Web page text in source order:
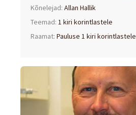
Kõnelejad:Allan Hallik
Teemad:1 kiri korintlastele
Raamat:Pauluse 1 kiri korintlastele